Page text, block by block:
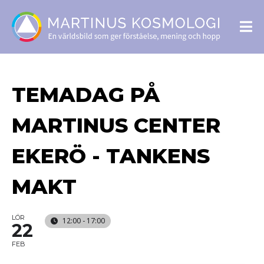
TEMADAG PÅ
MARTINUS CENTER
EKERÖ - TANKENS
MAKT
LÖR
22
FEB
12:00 - 17:00